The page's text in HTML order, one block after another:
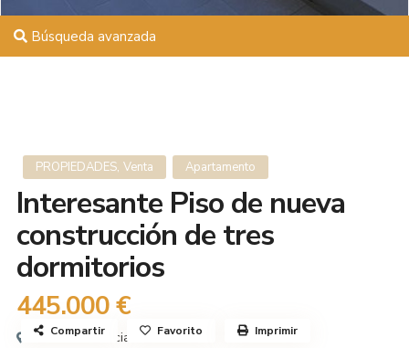
Búsqueda avanzada
PROPIEDADES,Venta Apartamento
Interesante Piso de nueva
construcción de tres
dormitorios
445.000 €
Nueva Andalucia
Compartir Favorito Imprimir